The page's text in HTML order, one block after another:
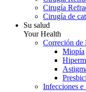
Cirugía
Cirugía de
Su salud
Your Health
Correción de
Miopía
Infecciones e